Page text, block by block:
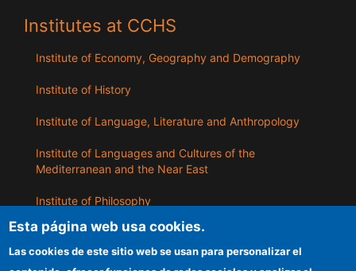
Institutes at CCHS
Institute of Economy, Geography and Demography
Institute of History
Institute of Language, Literature and Anthropology
Institute of Languages ​​and Cultures of the
Mediterranean and the Near East
Institute of Philosophy
Institute of Public Policies and Goods
Esta página web usa cookies.
Las cookies de este sitio web se usan para personalizar el